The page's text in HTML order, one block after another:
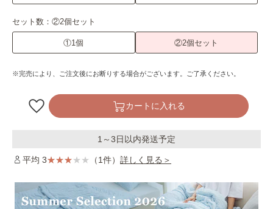
セット数： ②2個セット
①1個 ②2個セット
※完売により、ご注文後にお断りする場合がございます。ご了承ください。
カートに入れる
1～3日以内発送予定
平均 3 （1件） 詳しく見る＞